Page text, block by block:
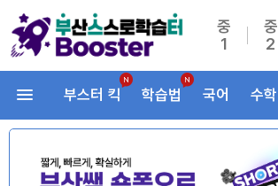
중
1
중
2
부스터 킥 학습법 국어 수학